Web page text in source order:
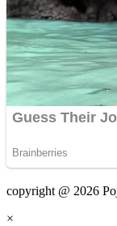
copyright @ 2026
×